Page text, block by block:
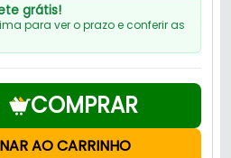
grátis!
para ver o prazo e conferir as
COMPRAR
AO CARRINHO